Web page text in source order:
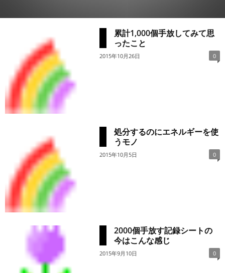
リ
累計1,000個手放してみて思
ったこと
2015年10月26日 0
処分するのにエネルギーを使
うモノ
2015年10月5日 0
2000個手放す記録シートの
今はこんな感じ
2015年9月10日 0